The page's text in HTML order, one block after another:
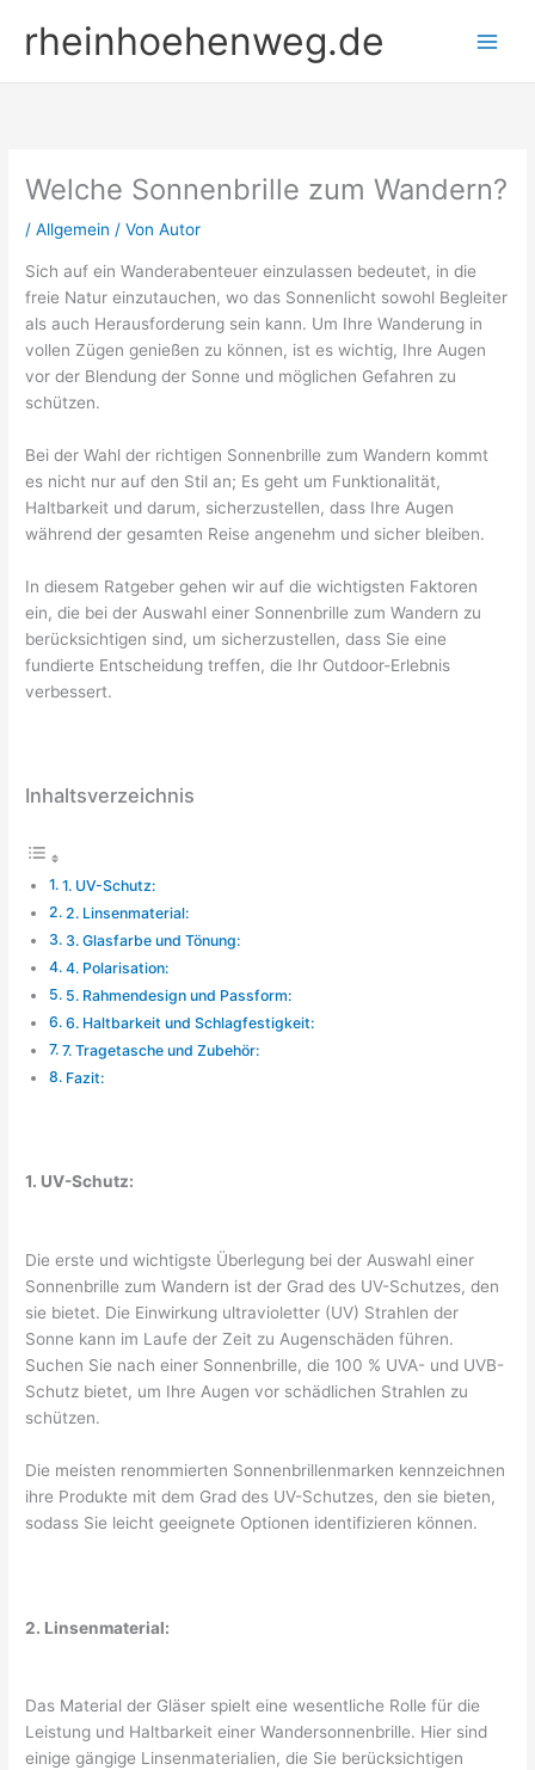
Inhaltrheinhoehenweg.de
Welche Sonnenbrille zum Wandern?
/Allgemein / VonAutor
Sich auf ein Wanderabenteuer einzulassen bedeutet, in die
freie Natur einzutauchen, wo das Sonnenlicht sowohl Begleiter
als auch Herausforderung sein kann. Um Ihre Wanderung in
vollen Zügen genießen zu können, ist es wichtig, Ihre Augen
vor der Blendung der Sonne und möglichen Gefahren zu
schützen.
Bei der Wahl der richtigen Sonnenbrille zum Wandern kommt
es nicht nur auf den Stil an; Es geht um Funktionalität,
Haltbarkeit und darum, sicherzustellen, dass Ihre Augen
während der gesamten Reise angenehm und sicher bleiben.
In diesem Ratgeber gehen wir auf die wichtigsten Faktoren
ein, die bei der Auswahl einer Sonnenbrille zum Wandern zu
berücksichtigen sind, um sicherzustellen, dass Sie eine
fundierte Entscheidung treffen, die Ihr Outdoor-Erlebnis
verbessert.
Inhaltsverzeichnis
1. UV-Schutz:
2. Linsenmaterial:
3. Glasfarbe und Tönung:
4. Polarisation:
5. Rahmendesign und Passform:
6. Haltbarkeit und Schlagfestigkeit:
7. Tragetasche und Zubehör:
Fazit:
1. UV-Schutz:
Die erste und wichtigste Überlegung bei der Auswahl einer
Sonnenbrille zum Wandern ist der Grad des UV-Schutzes, den
sie bietet. Die Einwirkung ultravioletter (UV) Strahlen der
Sonne kann im Laufe der Zeit zu Augenschäden führen.
Suchen Sie nach einer Sonnenbrille, die 100 % UVA- und UVB-
Schutz bietet, um Ihre Augen vor schädlichen Strahlen zu
schützen.
Die meisten renommierten Sonnenbrillenmarken kennzeichnen
ihre Produkte mit dem Grad des UV-Schutzes, den sie bieten,
sodass Sie leicht geeignete Optionen identifizieren können.
2. Linsenmaterial:
Das Material der Gläser spielt eine wesentliche Rolle für die
Leistung und Haltbarkeit einer Wandersonnenbrille. Hier sind
einige gängige Linsenmaterialien, die Sie berücksichtigen